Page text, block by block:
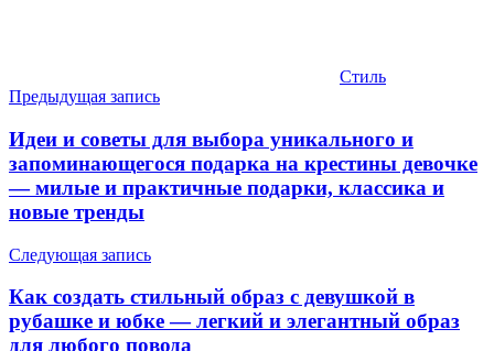
Стиль
Навигация
по
записям
Предыдущая запись
Идеи и советы для выбора уникального и
запоминающегося подарка на крестины девочке
— милые и практичные подарки, классика и
новые тренды
Следующая запись
Как создать стильный образ с девушкой в
рубашке и юбке — легкий и элегантный образ
для любого повода